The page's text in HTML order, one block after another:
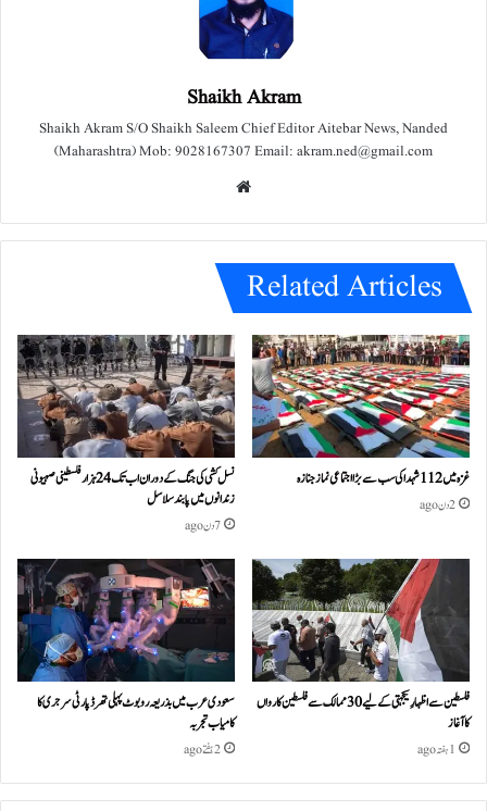
Shaikh Akram
Shaikh Akram S/O Shaikh Saleem Chief Editor Aitebar News, Nanded
(Maharashtra) Mob: 9028167307 Email: akram.ned@gmail.com
e
Related Articles
غزہ میں 112 شہدا کی سب سے بڑا اجتماعی نماز جنازہ
2 دن ago
نسل کشی کی جنگ کے دوران اب تک 24ہزار فلسطینی صہیونی
زندانوں میں پابند سلاسل
7 دن ago
فلسطین سے اظہارِ یکجہتی کے لیے 30 ممالک سے فلسطین کارواں
کا آغاز
1 ہفتہ ago
سعودی عرب میں بذریعہ روبوٹ پہلی تھرڈ پارٹی سرجری کا
کامیاب تجربہ
2 ہفتے ago